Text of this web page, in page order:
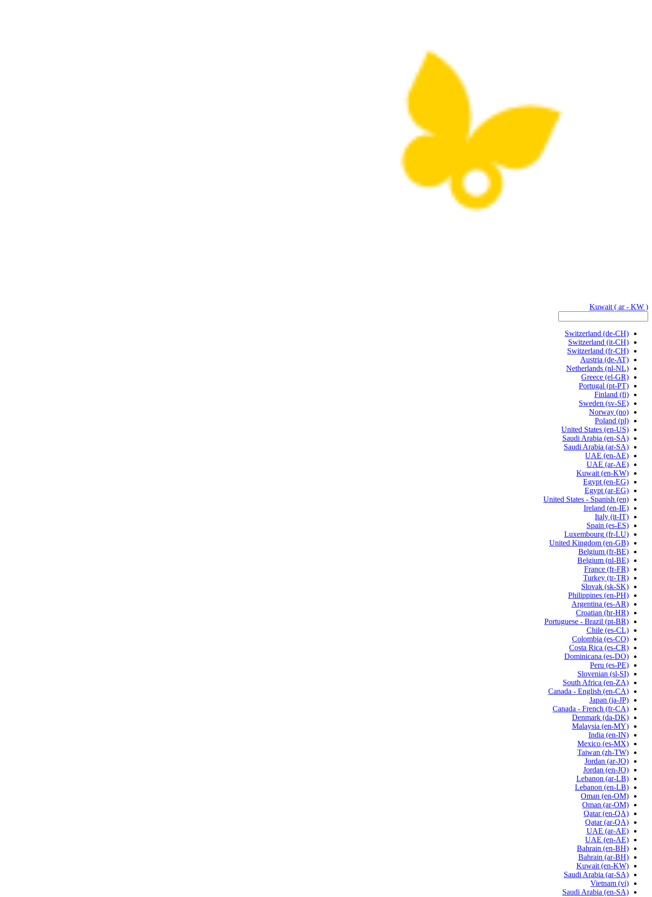
Kuwait ( ar - KW )
Switzerland (de-CH)
Switzerland (it-CH)
Switzerland (fr-CH)
Austria (de-AT)
Netherlands (nl-NL)
Greece (el-GR)
Portugal (pt-PT)
Finland (fi)
Sweden (sv-SE)
Norway (no)
Poland (pl)
United States (en-US)
Saudi Arabia (en-SA)
Saudi Arabia (ar-SA)
UAE (en-AE)
UAE (ar-AE)
Kuwait (en-KW)
Egypt (en-EG)
Egypt (ar-EG)
United States - Spanish (en)
Ireland (en-IE)
Italy (it-IT)
Spain (es-ES)
Luxembourg (fr-LU)
United Kingdom (en-GB)
Belgium (fr-BE)
Belgium (nl-BE)
France (fr-FR)
Turkey (tr-TR)
Slovak (sk-SK)
Philippines (en-PH)
Argentina (es-AR)
Croatian (hr-HR)
Portuguese - Brazil (pt-BR)
Chile (es-CL)
Colombia (es-CO)
Costa Rica (es-CR)
Dominicana (es-DO)
Peru (es-PE)
Slovenian (sl-SI)
South Africa (en-ZA)
Canada - English (en-CA)
Japan (ja-JP)
Canada - French (fr-CA)
Denmark (da-DK)
Malaysia (en-MY)
India (en-IN)
Mexico (es-MX)
Taiwan (zh-TW)
Jordan (ar-JO)
Jordan (en-JO)
Lebanon (ar-LB)
Lebanon (en-LB)
Oman (en-OM)
Oman (ar-OM)
Qatar (en-QA)
Qatar (ar-QA)
UAE (ar-AE)
UAE (en-AE)
Bahrain (en-BH)
Bahrain (ar-BH)
Kuwait (en-KW)
Saudi Arabia (ar-SA)
Vietnam (vi)
Saudi Arabia (en-SA)